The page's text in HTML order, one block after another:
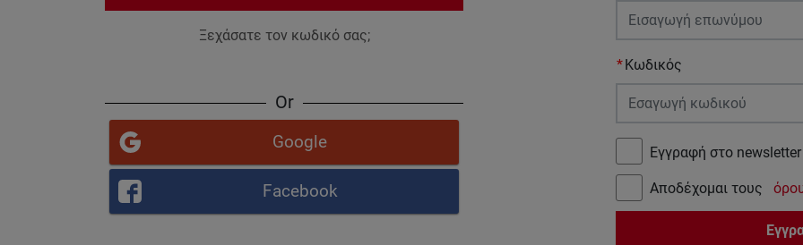
Ξεχάσατε τον κωδικό σας;
Or
Google
Facebook
Κωδικός
Εγγραφή στο newsletter
Αποδέχομαι τους